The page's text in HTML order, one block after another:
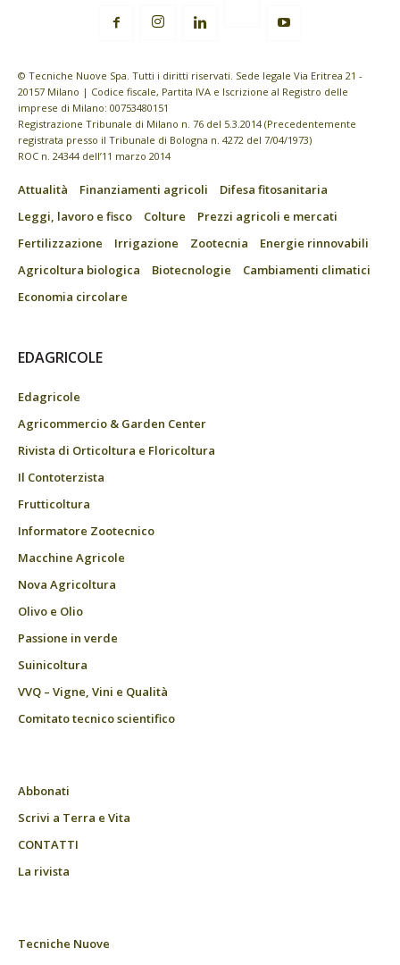
© Tecniche Nuove Spa. Tutti i diritti riservati. Sede legale Via Eritrea 21 -
20157 Milano | Codice fiscale, Partita IVA e Iscrizione al Registro delle
imprese di Milano: 00753480151
Registrazione Tribunale di Milano n. 76 del 5.3.2014 (Precedentemente
registrata presso il Tribunale di Bologna n. 4272 del 7/04/1973)
ROC n. 24344 dell’11 marzo 2014
Attualità Finanziamenti agricoli
Difesa fitosanitaria
Leggi, lavoro e fisco
Colture
Prezzi agricoli e mercati
Fertilizzazione
Irrigazione Zootecnia
Energie rinnovabili
Agricoltura biologica
Biotecnologie
Cambiamenti climatici
Economia circolare
EDAGRICOLE
Edagricole
Agricommercio & Garden Center
Rivista di Orticoltura e Floricoltura
Il Contoterzista
Frutticoltura
Informatore Zootecnico
Macchine Agricole
Nova Agricoltura
Olivo e Olio
Passione in verde
Suinicoltura
VVQ – Vigne, Vini e Qualità
Comitato tecnico scientifico
Abbonati
Scrivi a Terra e Vita
CONTATTI
La rivista
Tecniche Nuove